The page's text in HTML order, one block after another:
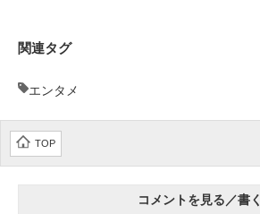
IT製品の技術・比較・事例
製造業のIT導入・活用を支援
関連タグ
エンタメ
TOP
コメントを見る／書く